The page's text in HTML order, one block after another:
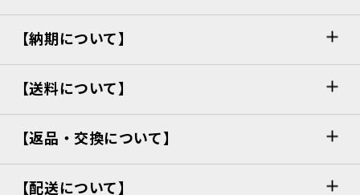
【納期について】
【送料について】
【返品・交換について】
【配送について】